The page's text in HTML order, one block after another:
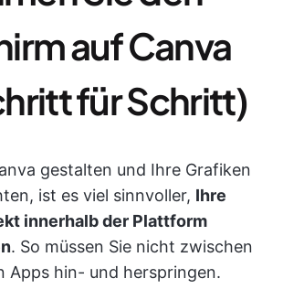
auf Canva
für Schritt)
gestalten und Ihre Grafiken
ist es viel sinnvoller, Ihre
innerhalb der Plattform
. So müssen Sie nicht zwischen
Apps hin- und herspringen.